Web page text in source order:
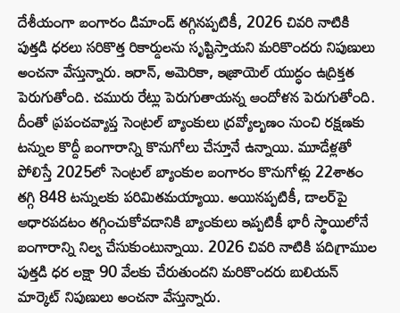
దేశీయంగా బంగారం డిమాండ్ తగ్గినప్పటికీ, 2026 చివరి నాటికి
పుత్తడి ధరలు సరికొత్త రికార్డులను సృష్టిస్తాయని మరికొందరు నిపుణులు
అంచనా వేస్తున్నారు. ఇరాన్‌, అమెరికా, ఇజ్రాయెల్ యుద్ధం ఉద్రిక్తత
పెరుగుతోంది. చమురు రేట్లు పెరుగుతాయన్న ఆందోళన పెరుగుతోంది.
దీంతో ప్రపంచవ్యాప్త సెంట్రల్ బ్యాంకులు ద్రవ్యోల్బణం నుంచి రక్షణకు
టన్నుల కొద్దీ బంగారాన్ని కొనుగోలు చేస్తూనే ఉన్నాయి. మూడేళ్లతో
పోలిస్తే 2025లో సెంట్రల్ బ్యాంకుల బంగారం కొనుగోళ్లు 22శాతం
తగ్గి 848 టన్నులకు పరిమితమయ్యాయి. అయినప్పటికీ, డాలర్‌పై
ఆధారపడటం తగ్గించుకోవడానికి బ్యాంకులు ఇప్పటికీ భారీ స్థాయిలోనే
బంగారాన్ని నిల్వ చేసుకుంటున్నాయి. 2026 చివరి నాటికి పదిగ్రాముల
పుత్తడి ధర లక్షా 90 వేలకు చేరుతుందని మరికొందరు బులియన్
మార్కెట్ నిపుణులు అంచనా వేస్తున్నారు.